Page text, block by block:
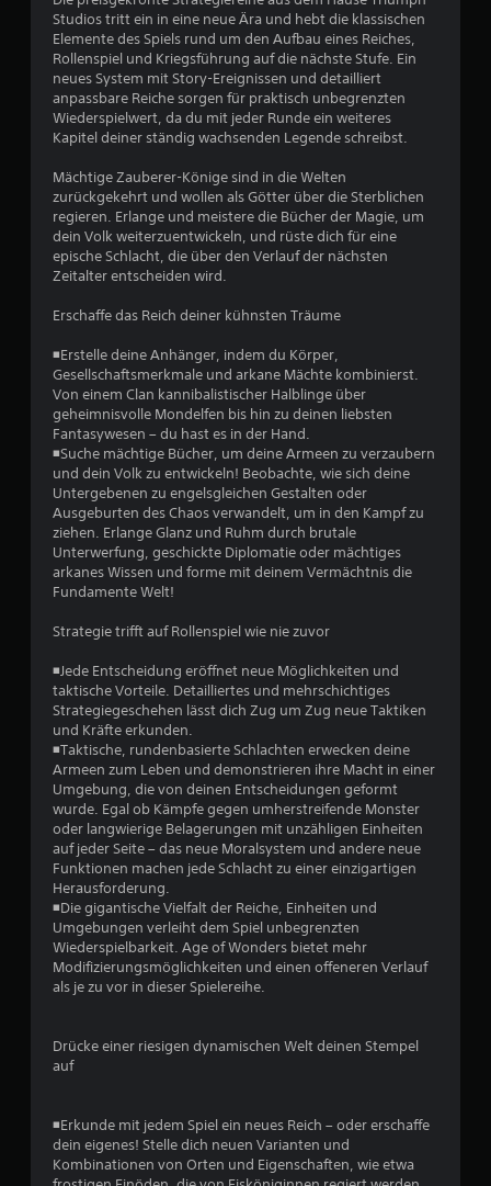
e
s
7
B
e
w
e
g
e
n
M
o
t
i
o
n
S
t
e
u
e
r
e
e
m
e
n
t
e
D
u
k
a
n
n
t
a
s
S
p
i
e
l
s
p
i
e
l
e
n
,
o
h
d
e
w
e
g
u
e
l
l
e
s
S
p
e
i
c
h
e
n
D
u
k
a
n
n
s
t
m
a
n
u
e
l
S
p
e
i
c
h
e
r
p
u
n
k
t
e
e
r
s
l
,
u
m
d
Studios tritt ein in eine neue Ära und hebt die klassischen
Elemente des Spiels rund um den Aufbau eines Reiches,
Rollenspiel und Kriegsführung auf die nächste Stufe. Ein
neues System mit Story-Ereignissen und detailliert
anpassbare Reiche sorgen für praktisch unbegrenzten
Wiederspielwert, da du mit jeder Runde ein weiteres
Kapitel deiner ständig wachsenden Legende schreibst.
Mächtige Zauberer-Könige sind in die Welten
zurückgekehrt und wollen als Götter über die Sterblichen
regieren. Erlange und meistere die Bücher der Magie, um
dein Volk weiterzuentwickeln, und rüste dich für eine
epische Schlacht, die über den Verlauf der nächsten
Zeitalter entscheiden wird.
Erschaffe das Reich deiner kühnsten Träume
◾Erstelle deine Anhänger, indem du Körper,
Gesellschaftsmerkmale und arkane Mächte kombinierst.
Von einem Clan kannibalistischer Halblinge über
geheimnisvolle Mondelfen bis hin zu deinen liebsten
Fantasywesen – du hast es in der Hand.
◾Suche mächtige Bücher, um deine Armeen zu verzaubern
und dein Volk zu entwickeln! Beobachte, wie sich deine
Untergebenen zu engelsgleichen Gestalten oder
Ausgeburten des Chaos verwandelt, um in den Kampf zu
ziehen. Erlange Glanz und Ruhm durch brutale
Unterwerfung, geschickte Diplomatie oder mächtiges
arkanes Wissen und forme mit deinem Vermächtnis die
Fundamente Welt!
Strategie trifft auf Rollenspiel wie nie zuvor
◾Jede Entscheidung eröffnet neue Möglichkeiten und
taktische Vorteile. Detailliertes und mehrschichtiges
Strategiegeschehen lässt dich Zug um Zug neue Taktiken
und Kräfte erkunden.
◾Taktische, rundenbasierte Schlachten erwecken deine
Armeen zum Leben und demonstrieren ihre Macht in einer
Umgebung, die von deinen Entscheidungen geformt
wurde. Egal ob Kämpfe gegen umherstreifende Monster
oder langwierige Belagerungen mit unzähligen Einheiten
auf jeder Seite – das neue Moralsystem und andere neue
Funktionen machen jede Schlacht zu einer einzigartigen
Herausforderung.
◾Die gigantische Vielfalt der Reiche, Einheiten und
Umgebungen verleiht dem Spiel unbegrenzten
Wiederspielbarkeit. Age of Wonders bietet mehr
Modifizierungsmöglichkeiten und einen offeneren Verlauf
als je zu vor in dieser Spielereihe.
Drücke einer riesigen dynamischen Welt deinen Stempel
auf
◾Erkunde mit jedem Spiel ein neues Reich – oder erschaffe
dein eigenes! Stelle dich neuen Varianten und
Kombinationen von Orten und Eigenschaften, wie etwa